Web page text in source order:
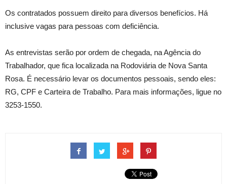
Os contratados possuem direito para diversos benefícios. Há
inclusive vagas para pessoas com deficiência.
As entrevistas serão por ordem de chegada, na Agência do
Trabalhador, que fica localizada na Rodoviária de Nova Santa
Rosa. É necessário levar os documentos pessoais, sendo eles:
RG, CPF e Carteira de Trabalho. Para mais informações, ligue no
3253-1550.